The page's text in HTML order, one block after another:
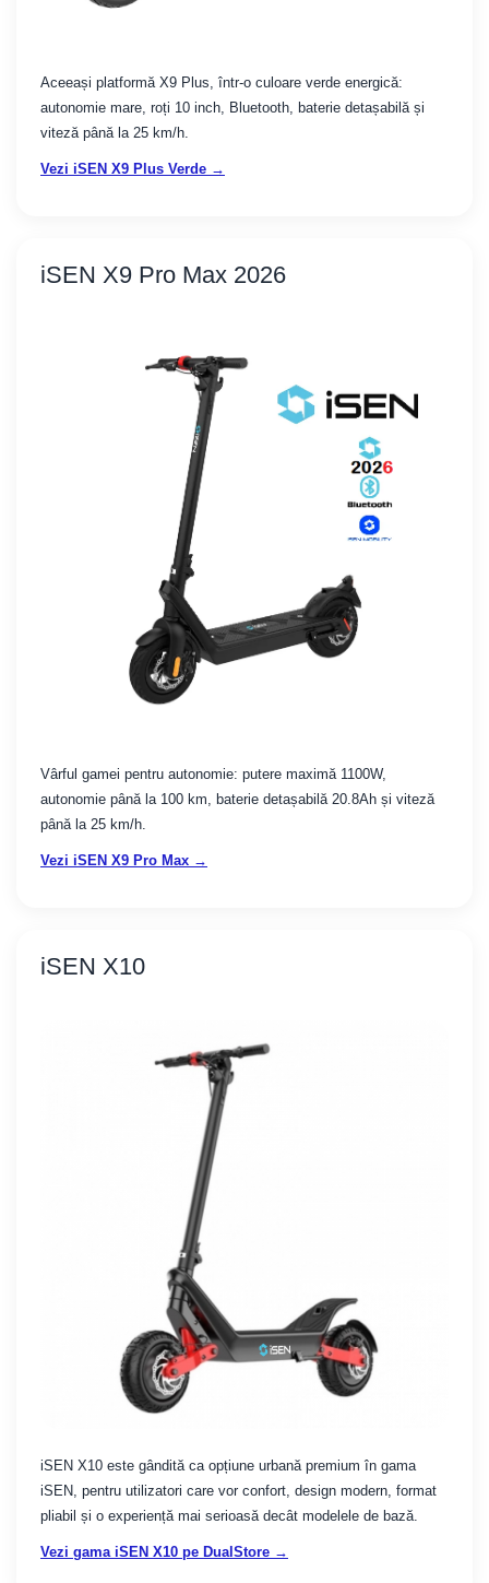
Aceeași platformă X9 Plus, într-o culoare verde energică:
autonomie mare, roți 10 inch, Bluetooth, baterie detașabilă și
viteză până la 25 km/h.
Vezi iSEN X9 Plus Verde →
iSEN X9 Pro Max 2026
Vârful gamei pentru autonomie: putere maximă 1100W,
autonomie până la 100 km, baterie detașabilă 20.8Ah și viteză
până la 25 km/h.
Vezi iSEN X9 Pro Max →
iSEN X10
iSEN X10 este gândită ca opțiune urbană premium în gama
iSEN, pentru utilizatori care vor confort, design modern, format
pliabil și o experiență mai serioasă decât modelele de bază.
Vezi gama iSEN X10 pe DualStore →